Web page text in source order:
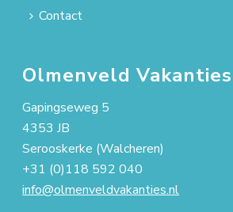
Contact
Olmenveld Vakanties
Gapingseweg 5
4353 JB
Serooskerke (Walcheren)
+31 (0)118 592 040
info@olmenveldvakanties.nl